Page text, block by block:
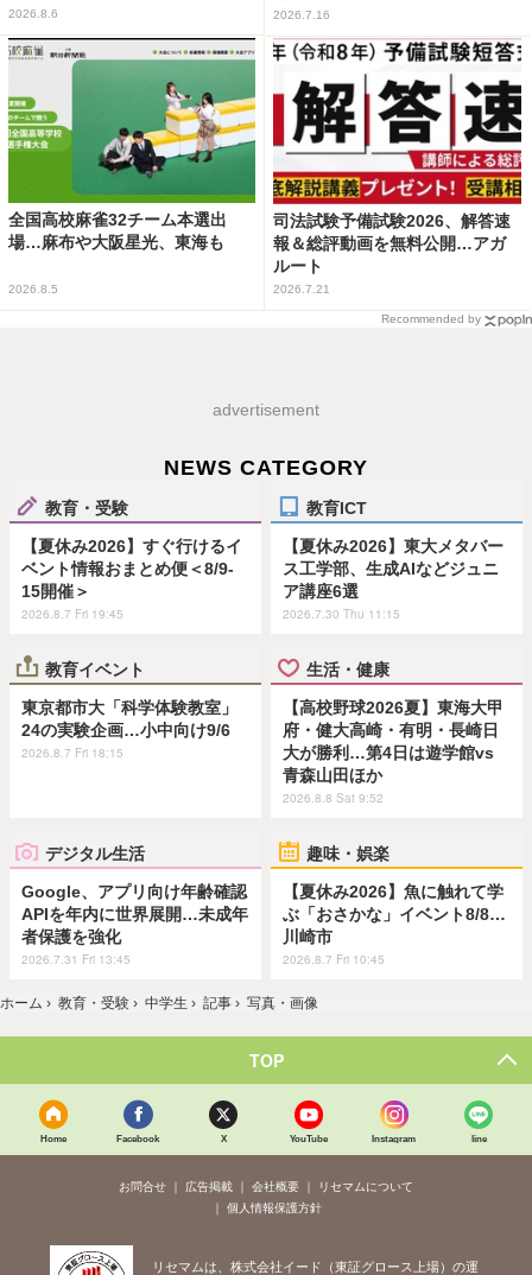
2026.8.6 2026.7.16
全国高校麻雀32チーム本選出
場…麻布や大阪星光、東海も
2026.8.5
司法試験予備試験2026、解答速
報＆総評動画を無料公開…アガ
ルート
2026.7.21
Recommended by
advertisement
NEWS CATEGORY
教育・受験
【夏休み2026】すぐ行けるイ
ベント情報おまとめ便＜8/9-
15開催＞
2026.8.7 Fri 19:45
教育ICT
【夏休み2026】東大メタバー
ス工学部、生成AIなどジュニ
ア講座6選
2026.7.30 Thu 11:15
教育イベント
東京都市大「科学体験教室」
24の実験企画…小中向け9/6
2026.8.7 Fri 18:15
生活・健康
【高校野球2026夏】東海大甲
府・健大高崎・有明・長崎日
大が勝利…第4日は遊学館vs
青森山田ほか
2026.8.8 Sat 9:52
デジタル生活
Google、アプリ向け年齢確認
APIを年内に世界展開…未成年
者保護を強化
2026.7.31 Fri 13:45
趣味・娯楽
【夏休み2026】魚に触れて学
ぶ「おさかな」イベント8/8…
川崎市
2026.8.7 Fri 10:45
ホーム › 教育・受験 › 中学生 › 記事 › 写真・画像
TOP
Home Facebook X YouTube Instagram line
お問合せ 広告掲載 会社概要
リセマムについて
個人情報保護方針
リセマムは、株式会社イード（東証グロース上場）の運